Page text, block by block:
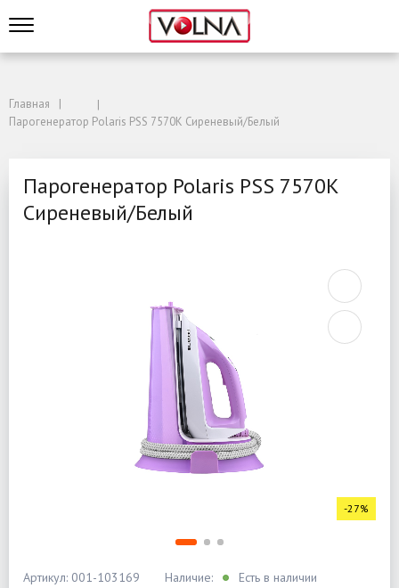
Главная
Парогенератор Polaris PSS 7570K Сиреневый/Белый
Парогенератор Polaris PSS 7570K
Сиреневый/Белый
-27%
Артикул: 001-103169 Наличие: Есть в наличии